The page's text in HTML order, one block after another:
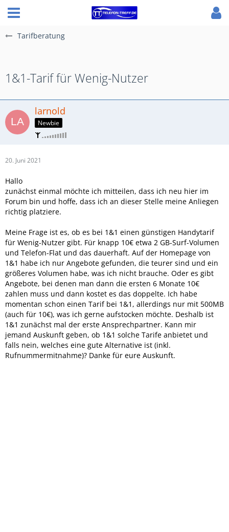
Tarifberatung
1&1-Tarif für Wenig-Nutzer
larnold
Newbie
20. Juni 2021
Hallo
zunächst einmal möchte ich mitteilen, dass ich neu hier im
Forum bin und hoffe, dass ich an dieser Stelle meine Anliegen
richtig platziere.
Meine Frage ist es, ob es bei 1&1 einen günstigen Handytarif
für Wenig-Nutzer gibt. Für knapp 10€ etwa 2 GB-Surf-Volumen
und Telefon-Flat und das dauerhaft. Auf der Homepage von
1&1 habe ich nur Angebote gefunden, die teurer sind und ein
größeres Volumen habe, was ich nicht brauche. Oder es gibt
Angebote, bei denen man dann die ersten 6 Monate 10€
zahlen muss und dann kostet es das doppelte. Ich habe
momentan schon einen Tarif bei 1&1, allerdings nur mit 500MB
(auch für 10€), was ich gerne aufstocken möchte. Deshalb ist
1&1 zunächst mal der erste Ansprechpartner. Kann mir
jemand Auskunft geben, ob 1&1 solche Tarife anbietet und
falls nein, welches eine gute Alternative ist (inkl.
Rufnummermitnahme)? Danke für eure Auskunft.